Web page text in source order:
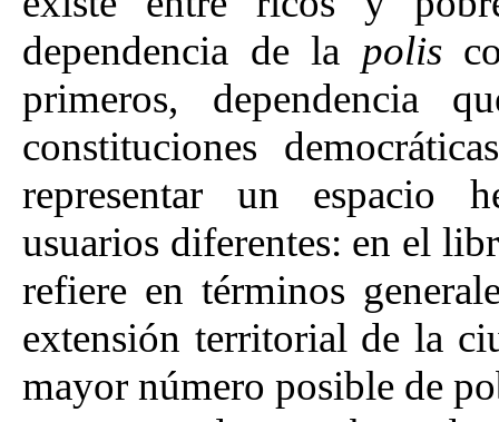
dependencia de la polis
primeros, dependencia
constituciones
representar un espacio
usuarios diferentes: en el
refiere en términos
extensión territorial de la
mayor número posible de